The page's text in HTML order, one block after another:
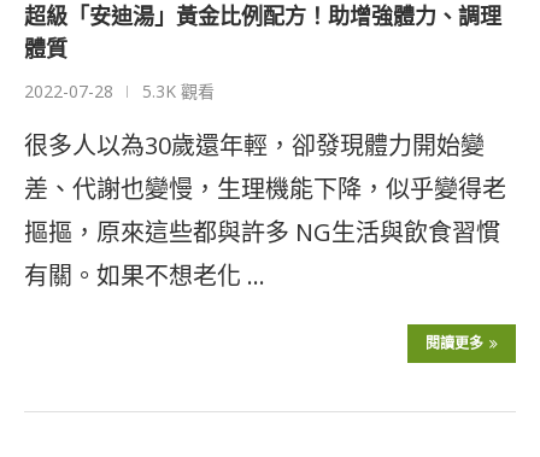
超級「安迪湯」黃金比例配方！助增強體力、調理
體質
2022-07-28 5.3K 觀看
很多人以為30歲還年輕，卻發現體力開始變
差、代謝也變慢，生理機能下降，似乎變得老
摳摳，原來這些都與許多 NG生活與飲食習慣
有關。如果不想老化 …
閱讀更多